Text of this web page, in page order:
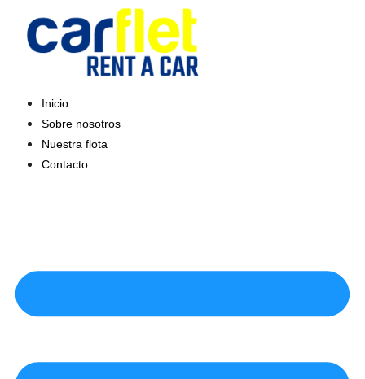
contenido
Inicio
Sobre nosotros
Nuestra flota
Contacto